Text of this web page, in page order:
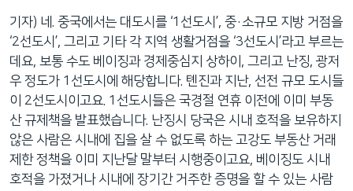
기자) 네. 중국에서는 대도시를 ‘1선도시’, 중·소규모 지방 거점을
‘2선도시’, 그리고 기타 각 지역 생활거점을 ‘3선도시’라고 부르는
데요, 보통 수도 베이징과 경제중심지 상하이, 그리고 난징, 광저
우 정도가 1선도시에 해당합니다. 톈진과 지난, 선전 규모 도시들
이 2선도시이고요. 1선도시들은 국경절 연휴 이전에 이미 부동
산 규제책을 발표했습니다. 난징시 당국은 시내 호적을 보유하지
않은 사람은 시내에 집을 살 수 없도록 하는 고강도 부동산 거래
제한 정책을 이미 지난달 말부터 시행중이고요, 베이징도 시내
호적을 가졌거나 시내에 장기간 거주한 증명을 할 수 있는 사람